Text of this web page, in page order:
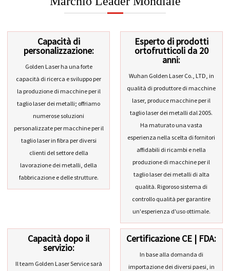
Capacità di
personalizzazione:
Golden Laser ha una forte
capacità di ricerca e sviluppo per
la produzione di macchine per il
taglio laser dei metalli; offriamo
numerose soluzioni
personalizzate per macchine per il
taglio laser in fibra per diversi
clienti del settore della
lavorazione dei metalli, della
fabbricazione e delle strutture.
Esperto di prodotti
ortofrutticoli da 20
anni:
Wuhan Golden Laser Co., LTD, in
qualità di produttore di macchine
laser, produce macchine per il
taglio laser dei metalli dal 2005.
Ha maturato una vasta
esperienza nella scelta di fornitori
affidabili di ricambi e nella
produzione di macchine per il
taglio laser dei metalli di alta
qualità. Rigoroso sistema di
controllo qualità per garantire
un'esperienza d'uso ottimale.
Capacità dopo il
servizio:
Il team Golden Laser Service sarà
Certificazione CE | FDA:
In base alla domanda di
importazione dei diversi paesi, in